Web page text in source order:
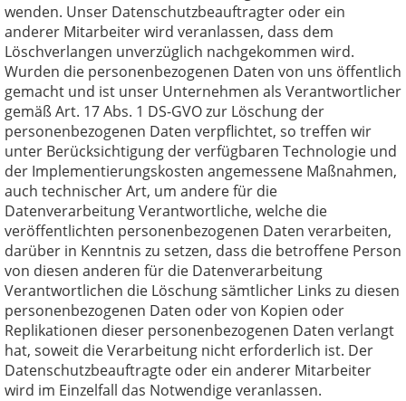
wenden. Unser Datenschutzbeauftragter oder ein
anderer Mitarbeiter wird veranlassen, dass dem
Löschverlangen unverzüglich nachgekommen wird.
Wurden die personenbezogenen Daten von uns öffentlich
gemacht und ist unser Unternehmen als Verantwortlicher
gemäß Art. 17 Abs. 1 DS-GVO zur Löschung der
personenbezogenen Daten verpflichtet, so treffen wir
unter Berücksichtigung der verfügbaren Technologie und
der Implementierungskosten angemessene Maßnahmen,
auch technischer Art, um andere für die
Datenverarbeitung Verantwortliche, welche die
veröffentlichten personenbezogenen Daten verarbeiten,
darüber in Kenntnis zu setzen, dass die betroffene Person
von diesen anderen für die Datenverarbeitung
Verantwortlichen die Löschung sämtlicher Links zu diesen
personenbezogenen Daten oder von Kopien oder
Replikationen dieser personenbezogenen Daten verlangt
hat, soweit die Verarbeitung nicht erforderlich ist. Der
Datenschutzbeauftragte oder ein anderer Mitarbeiter
wird im Einzelfall das Notwendige veranlassen.